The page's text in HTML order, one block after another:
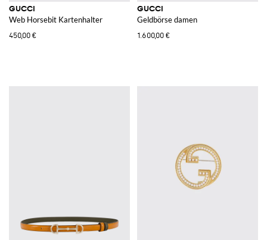
GUCCI
Web Horsebit Kartenhalter
450,00 €
GUCCI
Geldbörse damen
1.600,00 €